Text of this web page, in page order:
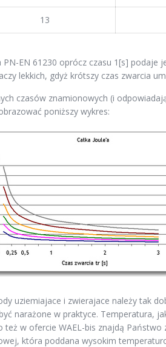
13
PN-EN 61230 oprócz czasu 1[s] podaje
lekkich, gdyż krótszy czas zwarcia
czasów znamionowych (i
poniższy wykres:
uziemiajace i zwierajace należy tak
narażone w praktyce. Temperatura,
też w ofercie WAEL-bis znajdą
która poddana wysokim